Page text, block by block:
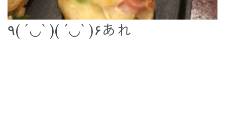
٩( ´◡` )( ´◡` )۶あれ